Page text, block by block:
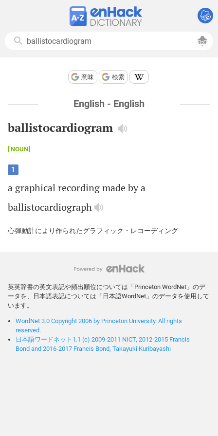
意味 検索
English - English
ballistocardiogram
NOUN
1
a graphicalrecordingmade bya
ballistocardiograph
心弾動計により作られたグラフィック・レコーディング
英英辞書の英文表記や頻出順位については「Princeton WordNet」のデ
ータを、日本語表記については「日本語WordNet」のデータを使用して
います。
WordNet 3.0 Copyright 2006 by Princeton University. All rights
reserved.
日本語ワードネット1.1 (c) 2009-2011 NICT, 2012-2015 Francis
Bond and 2016-2017 Francis Bond, Takayuki Kuribayashi